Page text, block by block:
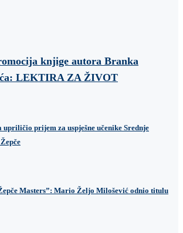
knjige autora Branka
LEKTIRA ZA ŽIVOT
prijem za uspješne učenike Srednje
Masters”: Mario Željo Milošević odnio titulu